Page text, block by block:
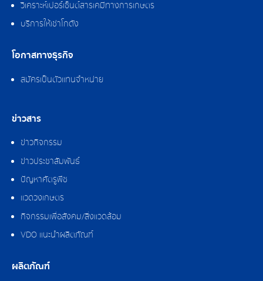
วิเคราะห์เปอร์เซ็นต์สารเคมีทางการเกษตร
บริการให้เช่าโกดัง
โอกาสทางธุรกิจ
สมัครเป็นตัวแทนจำหน่าย
ข่าวสาร
ข่าวกิจกรรม
ข่าวประชาสัมพันธ์
ปัญหาศัตรูพืช
แวดวงเกษตร
กิจกรรมเพื่อสังคม/สิ่งแวดล้อม
VDO แนะนำผลิตภัณฑ์
ผลิตภัณฑ์